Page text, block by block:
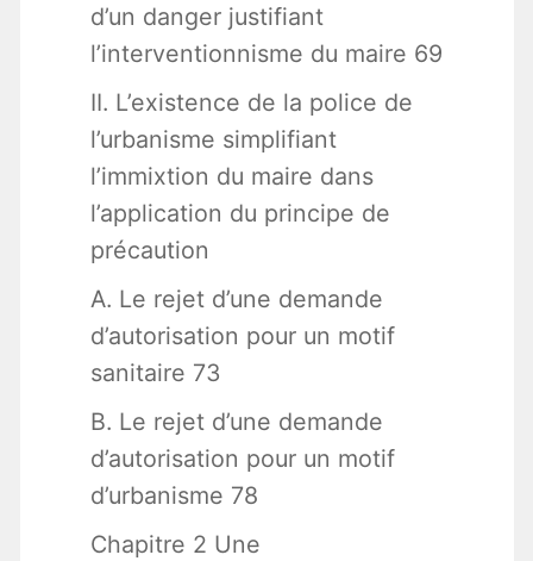
d’un danger justifiant
l’interventionnisme du maire 69
II. L’existence de la police de
l’urbanisme simplifiant
l’immixtion du maire dans
l’application du principe de
précaution
A. Le rejet d’une demande
d’autorisation pour un motif
sanitaire 73
B. Le rejet d’une demande
d’autorisation pour un motif
d’urbanisme 78
Chapitre 2 Une